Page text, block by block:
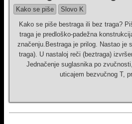
Kako se piše
Slovo K
Kako se piše bestraga ili bez traga?
traga je predloško-padežna
značenju.Bestraga je prilog. Nastao je
traga). U nastaloj reči (beztraga)
Jednačenje suglasnika po
uticajem bezvučnog T,